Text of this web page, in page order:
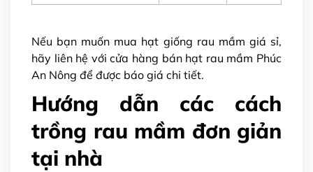
Nếu bạn muốn mua hạt giống rau mầm giá sỉ,
hãy liên hệ vớicửa hàng bán hạt rau mầm Phúc
An Nông để được báo giá chi tiết.
Hướng dẫn các cách
trồng rau mầm đơn giản
tại nhà